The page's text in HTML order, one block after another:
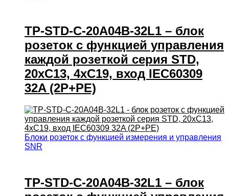
TP-STD-C-20A04B-32L1 – блок
розеток с функцией управления
каждой розеткой серия STD,
20xC13, 4xC19, вход IEC60309
32A (2P+PE)
Блоки розеток с функцией измерения и управления
SNR
TP-STD-C-20A04B-32L1 – блок